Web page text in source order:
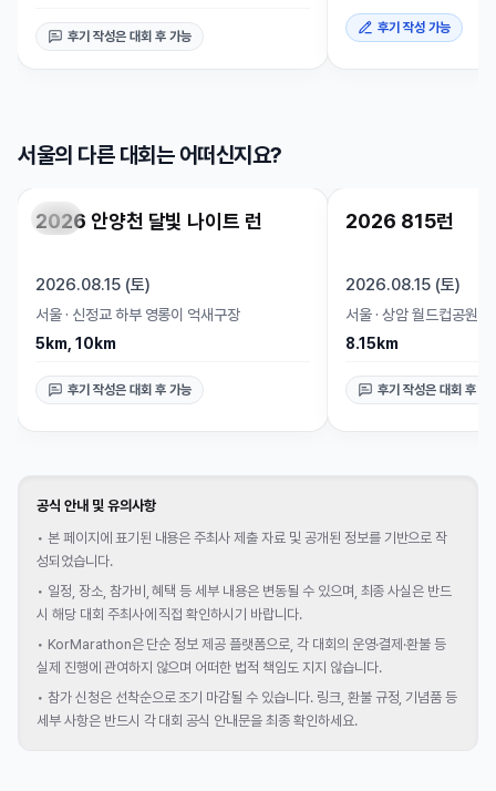
후기 작성은 대회 후 가능
후기 작성 가능
서울의 다른 대회는 어떠신지요?
마감
2026 안양천 달빛 나이트 런
2026.08.15 (토)
서울· 신정교 하부 영롱이 억새구장
5km, 10km
후기 작성은 대회 후 가능
마감
2026 815런
2026.08.15 (토)
서울· 상암 월드컵공원
8.15km
후기 작성은 대회 후 가
공식 안내 및 유의사항
• 본 페이지에 표기된 내용은 주최사 제출 자료 및 공개된 정보를 기반으로 작
성되었습니다.
• 일정, 장소, 참가비, 혜택 등 세부 내용은 변동될 수 있으며, 최종 사실은 반드
시 해당 대회 주최사에 직접 확인하시기 바랍니다.
• KorMarathon은 단순 정보 제공 플랫폼으로, 각 대회의 운영·결제·환불 등
실제 진행에 관여하지 않으며 어떠한 법적 책임도 지지 않습니다.
• 참가 신청은 선착순으로 조기 마감될 수 있습니다. 링크, 환불 규정, 기념품 등
세부 사항은 반드시 각 대회 공식 안내문을 최종 확인하세요.